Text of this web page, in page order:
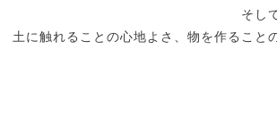
そし
土に触れることの心地よさ、物を作ること